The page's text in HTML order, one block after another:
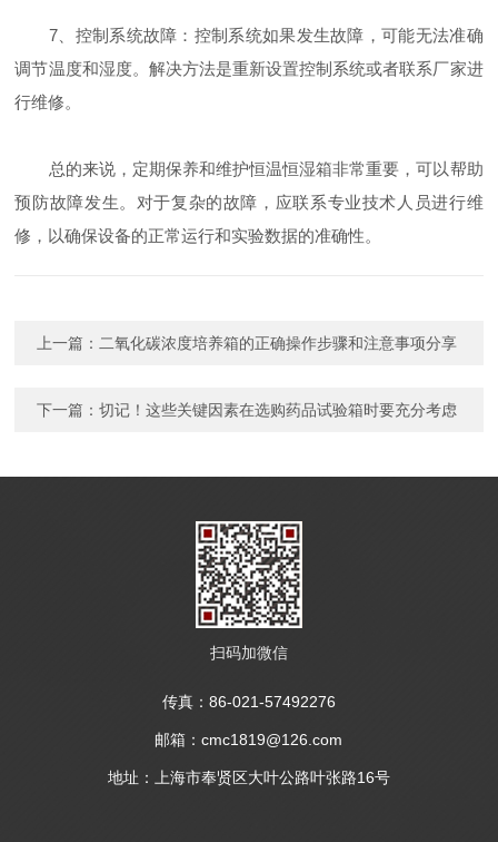
7、控制系统故障：控制系统如果发生故障，可能无法准确
调节温度和湿度。解决方法是重新设置控制系统或者联系厂家进
行维修。
总的来说，定期保养和维护恒温恒湿箱非常重要，可以帮助
预防故障发生。对于复杂的故障，应联系专业技术人员进行维
修，以确保设备的正常运行和实验数据的准确性。
上一篇： 二氧化碳浓度培养箱的正确操作步骤和注意事项分享
下一篇：切记！这些关键因素在选购药品试验箱时要充分考虑
扫码加微信
传真：86-021-57492276
邮箱：cmc1819@126.com
地址：上海市奉贤区大叶公路叶张路16号